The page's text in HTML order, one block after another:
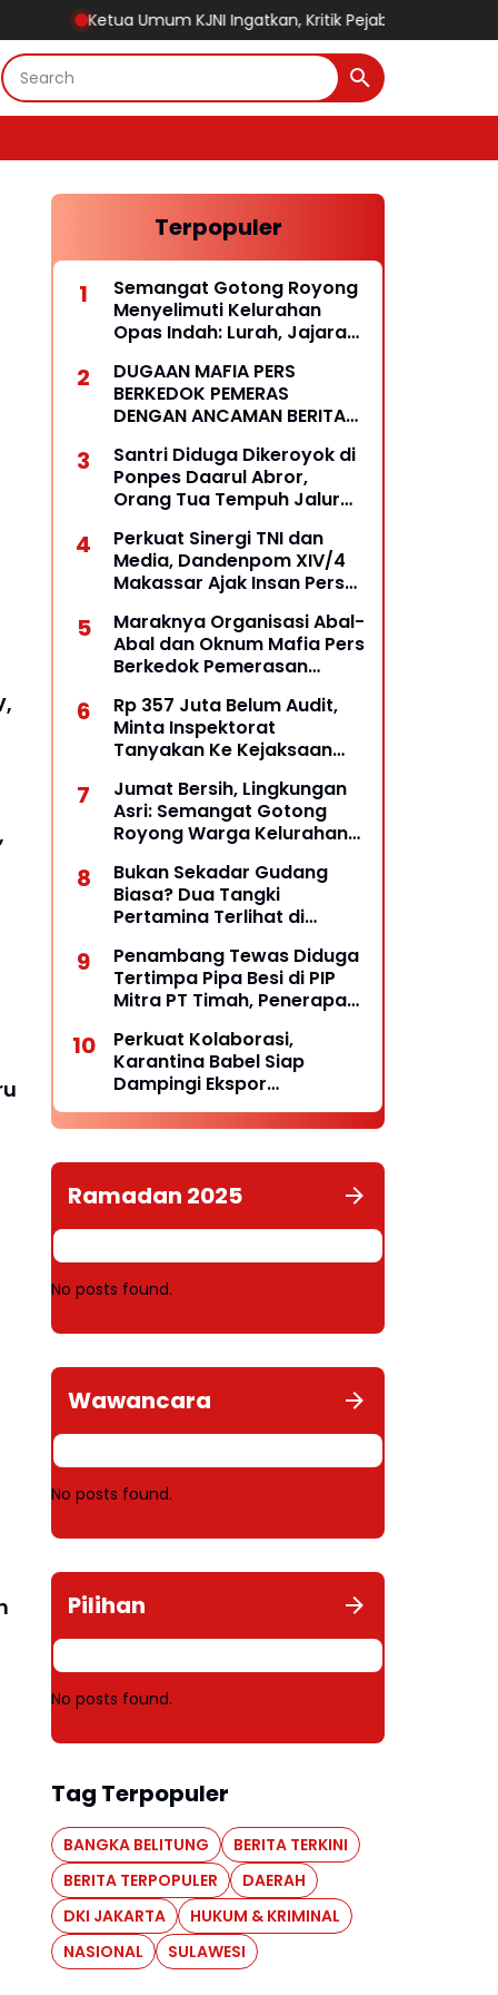
Umum KJNI Ingatkan, Kritik Pejabat Publik Jangan Abaikan
Terpopuler
Semangat Gotong Royong
Menyelimuti Kelurahan
Opas Indah: Lurah, Jajaran
Bersihkan Lingkungan
DUGAAN MAFIA PERS
BERKEDOK PEMERAS
DENGAN ANCAMAN BERITA
Santri Diduga Dikeroyok di
Ponpes Daarul Abror,
Orang Tua Tempuh Jalur
Masuk Polda Babel
Perkuat Sinergi TNI dan
Media, Dandenpom XIV/4
Makassar Ajak Insan Pers
Kolaboratif
Maraknya Organisasi Abal-
Abal dan Oknum Mafia Pers
Berkedok Pemerasan
Ketua LSM Forum Rakyat
Bersatu Minta Aparat
Bertindak
Rp 357 Juta Belum Audit,
Minta Inspektorat
Tanyakan Ke Kejaksaan
Keberadaannya
Jumat Bersih, Lingkungan
Asri: Semangat Gotong
Royong Warga Kelurahan
Bukan Sekadar Gudang
Biasa? Dua Tangki
Pertamina Terlihat di
BBM Ilegal Diuji
Penambang Tewas Diduga
Tertimpa Pipa Besi di PIP
Mitra PT Timah, Penerapan
Operasional Disorot
Perkuat Kolaborasi,
Karantina Babel Siap
Dampingi Ekspor
Komoditas Unggulan
Belitung
Ramadan 2025
No posts found.
Wawancara
No posts found.
Pilihan
No posts found.
Tag Terpopuler
BANGKA BELITUNG
BERITA TERKINI
BERITA TERPOPULER
DAERAH
DKI JAKARTA
HUKUM & KRIMINAL
NASIONAL
SULAWESI